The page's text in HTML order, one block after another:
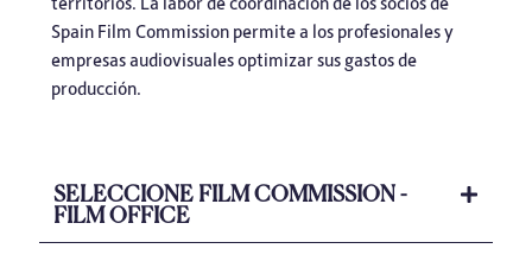
Spain Film Commission permite a los profesionales y
empresas audiovisuales optimizar sus gastos de
producción.
SELECCIONE FILM COMMISSION -
FILM OFFICE